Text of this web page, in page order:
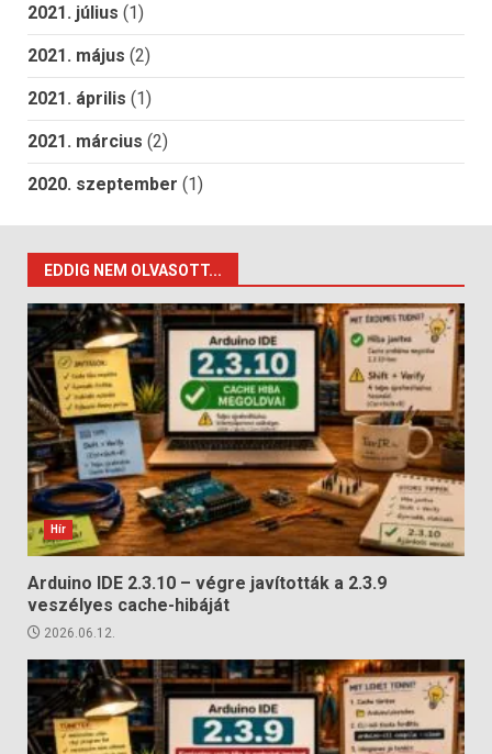
2021. július (1)
2021. május (2)
2021. április (1)
2021. március (2)
2020. szeptember (1)
EDDIG NEM OLVASOTT...
Hír
Arduino IDE 2.3.10 – végre javították a 2.3.9
veszélyes cache-hibáját
2026.06.12.